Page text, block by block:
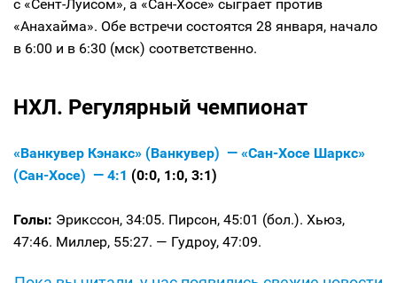
с «Сент-Луисом», а «Сан-Хосе» сыграет против
«Анахайма». Обе встречи состоятся 28 января, начало
в 6:00 и в 6:30 (мск) соответственно.
НХЛ. Регулярный чемпионат
«Ванкувер Кэнакс» (Ванкувер) — «Сан-Хосе Шаркс»
(Сан-Хосе) — 4:1 (0:0, 1:0, 3:1)
Голы: Эрикссон, 34:05. Пирсон, 45:01 (бол.). Хьюз,
47:46. Миллер, 55:27. — Гудроу, 47:09.